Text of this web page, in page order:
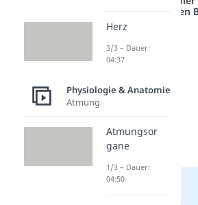
anderen
Herz
3/3 – Dauer:
04:37
Physiologie & Anatomie
Atmung
Atmungsor
gane
1/3 – Dauer:
04:50